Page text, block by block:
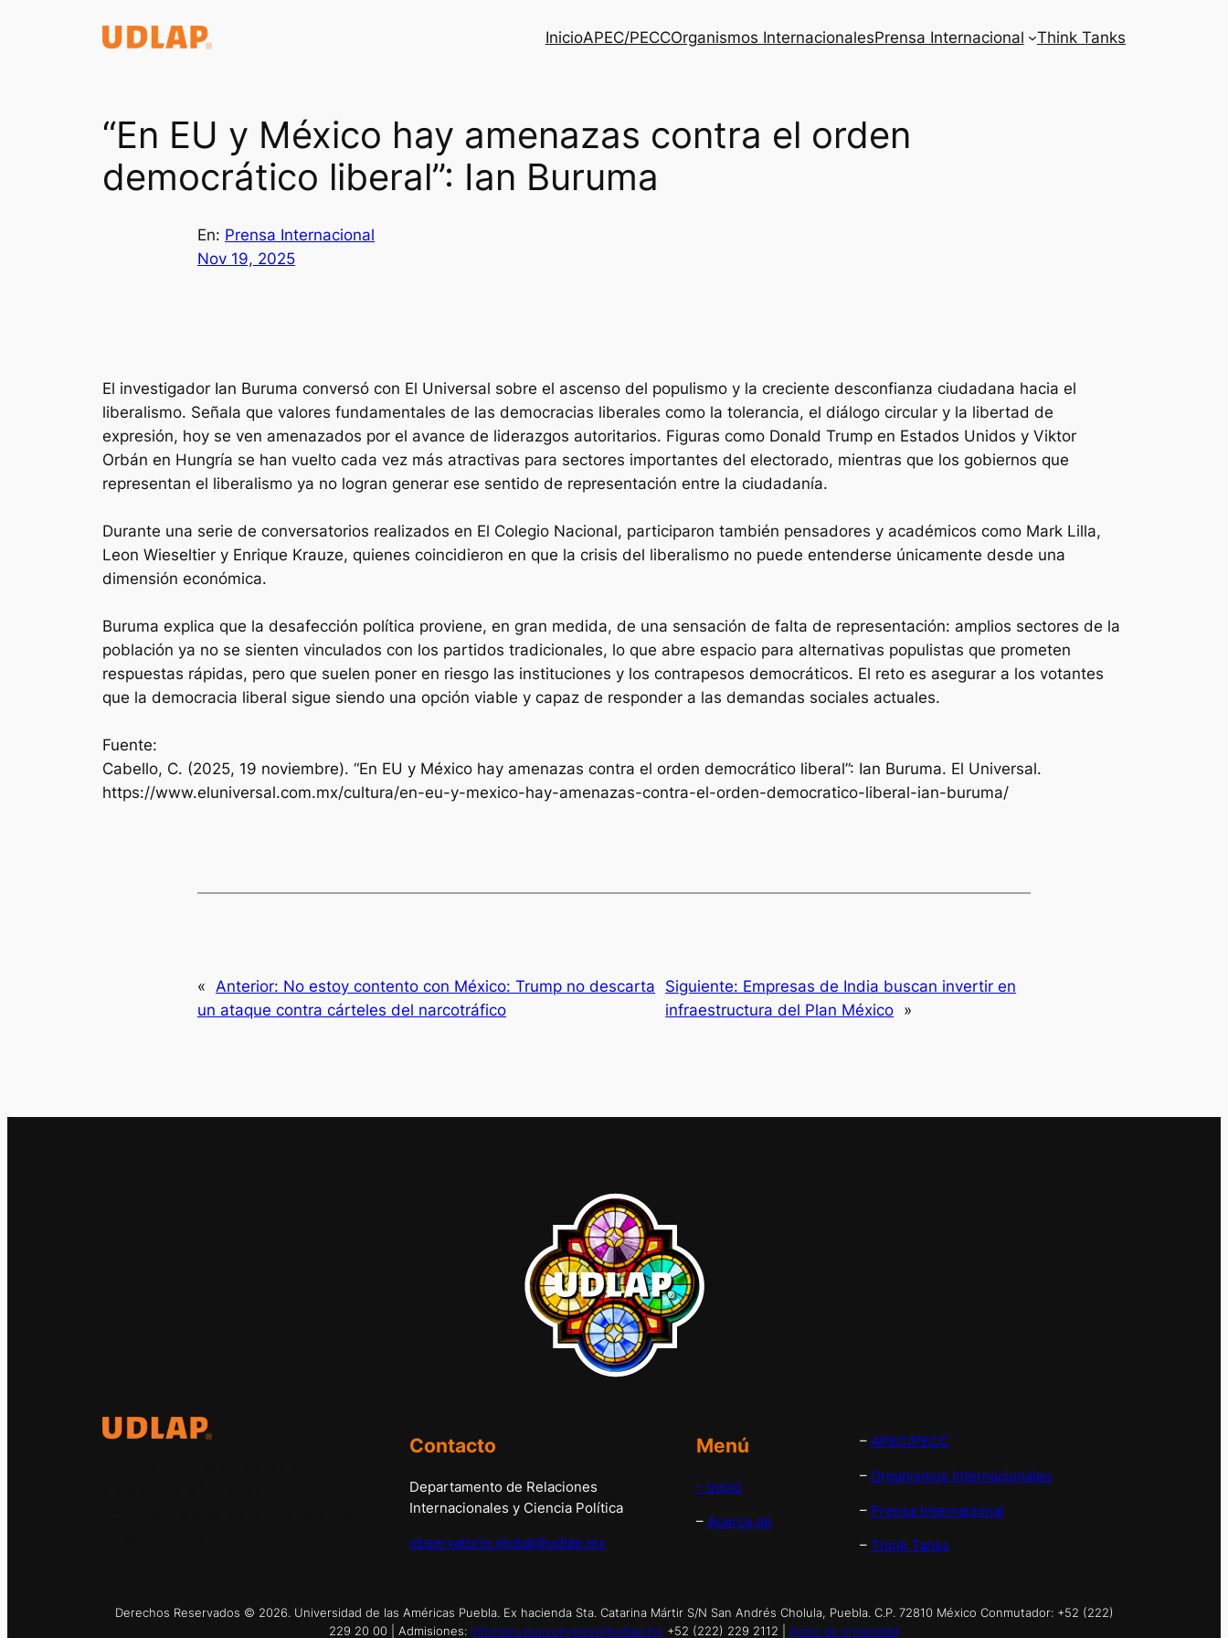
InicioAPEC/PECCOrganismos InternacionalesPrensa Internacional Think Tanks
“En EU y México hay amenazas contra el orden
democrático liberal”: Ian Buruma
En: Prensa Internacional
Nov 19, 2025
El investigador Ian Buruma conversó con El Universal sobre el ascenso del populismo y la creciente desconfianza ciudadana hacia el
liberalismo. Señala que valores fundamentales de las democracias liberales como la tolerancia, el diálogo circular y la libertad de
expresión, hoy se ven amenazados por el avance de liderazgos autoritarios. Figuras como Donald Trump en Estados Unidos y Viktor
Orbán en Hungría se han vuelto cada vez más atractivas para sectores importantes del electorado, mientras que los gobiernos que
representan el liberalismo ya no logran generar ese sentido de representación entre la ciudadanía.
Durante una serie de conversatorios realizados en El Colegio Nacional, participaron también pensadores y académicos como Mark Lilla,
Leon Wieseltier y Enrique Krauze, quienes coincidieron en que la crisis del liberalismo no puede entenderse únicamente desde una
dimensión económica.
Buruma explica que la desafección política proviene, en gran medida, de una sensación de falta de representación: amplios sectores de la
población ya no se sienten vinculados con los partidos tradicionales, lo que abre espacio para alternativas populistas que prometen
respuestas rápidas, pero que suelen poner en riesgo las instituciones y los contrapesos democráticos. El reto es asegurar a los votantes
que la democracia liberal sigue siendo una opción viable y capaz de responder a las demandas sociales actuales.
Fuente:
Cabello, C. (2025, 19 noviembre). “En EU y México hay amenazas contra el orden democrático liberal”: Ian Buruma. El Universal.
https://www.eluniversal.com.mx/cultura/en-eu-y-mexico-hay-amenazas-contra-el-orden-democratico-liberal-ian-buruma/
« Anterior: No estoy contento con México: Trump no descarta
un ataque contra cárteles del narcotráfico
Siguiente: Empresas de India buscan invertir en
infraestructura del Plan México »
Contacto
Departamento de Relaciones
Internacionales y Ciencia Política
observatorio.global@udlap.mx
Menú
– Inicio
– Acerca de
– APEC/PECC
– Organismos Internacionales
– Prensa Internacional
– Think Tanks
Derechos Reservados © 2026. Universidad de las Américas Puebla. Ex hacienda Sta. Catarina Mártir S/N San Andrés Cholula, Puebla. C.P. 72810 México Conmutador: +52 (222)
229 20 00 | Admisiones: informes.nuevoingreso@udlap.mx +52 (222) 229 2112 | Aviso de privacidad